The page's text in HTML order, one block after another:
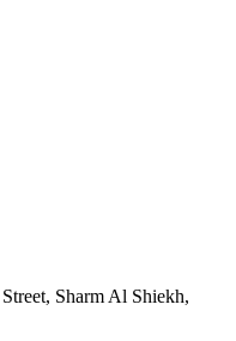
Sharm Al Shiekh,